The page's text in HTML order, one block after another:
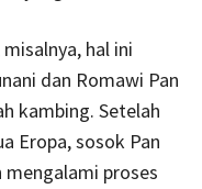
hal ini
dan Romawi Pan
kambing. Setelah
Eropa, sosok Pan
mengalami proses